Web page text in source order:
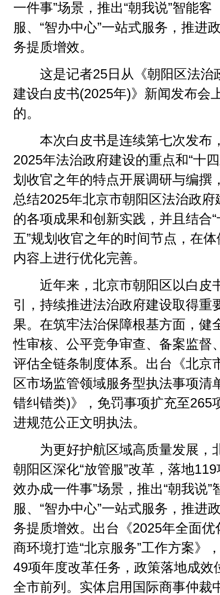
一件事”场景，推出“朝我说”智能客
服、“智办中心”一站式服务，推进
务提质增效。
这是记者25日从《朝阳区法治
建设白皮书(2025年)》新闻发布会
的。
本次白皮书是连续第七次发布
2025年法治政府建设的重点和“十
划收官之年的特点开展调研与编撰
总结2025年北京市朝阳区法治政府
的各项成果和创新实践，并且结合
五”规划收官之年的时间节点，在
内容上进行优化完善。
近年来，北京市朝阳区以白皮
引，持续推进法治政府建设取得重
果。在筑牢法治保障根基方面，健
性审核、公平竞争审查、备案监督
评估全链条制度体系。出台《北京
区市场监管领域服务型执法事项清
错纠错类)》，免罚事项扩充至265
进规范公正文明执法。
为更好护航区域高质量发展，
朝阳区深化“放管服”改革，落地119
效办成一件事”场景，推出“朝我说”
服、“智办中心”一站式服务，推进
务提质增效。出台《2025年全面优
商环境打造“北京服务”工作方案》
49项年度改革任务，政策落地成效
全市前列。实体启用国际商事仲裁